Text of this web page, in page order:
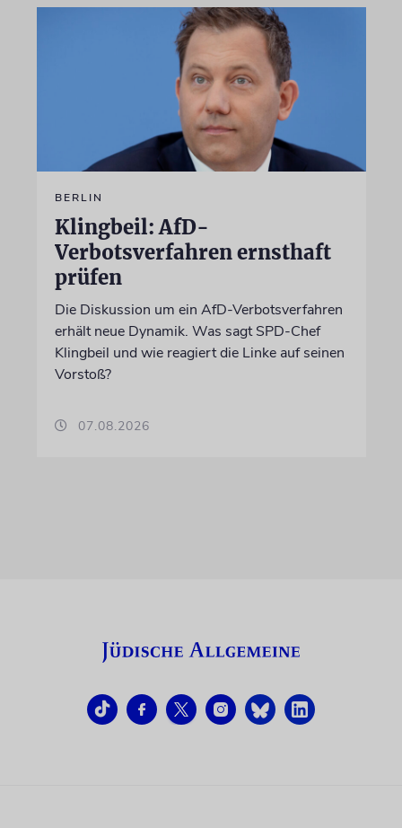
BERLIN
Klingbeil: AfD-
Verbotsverfahren ernsthaft
prüfen
Die Diskussion um ein AfD-Verbotsverfahren
erhält neue Dynamik. Was sagt SPD-Chef
Klingbeil und wie reagiert die Linke auf seinen
Vorstoß?
07.08.2026